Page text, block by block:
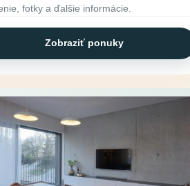
fotky a ďalšie informácie.
Zobraziť ponuky